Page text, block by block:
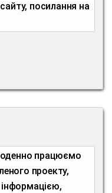
посилання на
проекту,